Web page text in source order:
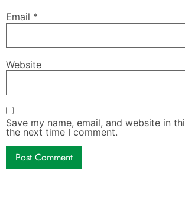
Email *
Website
Save my name, email, and website in
the next time I comment.